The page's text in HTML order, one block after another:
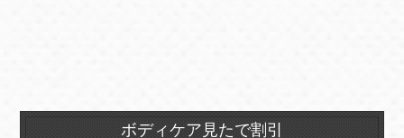
ボディケア見たで割引